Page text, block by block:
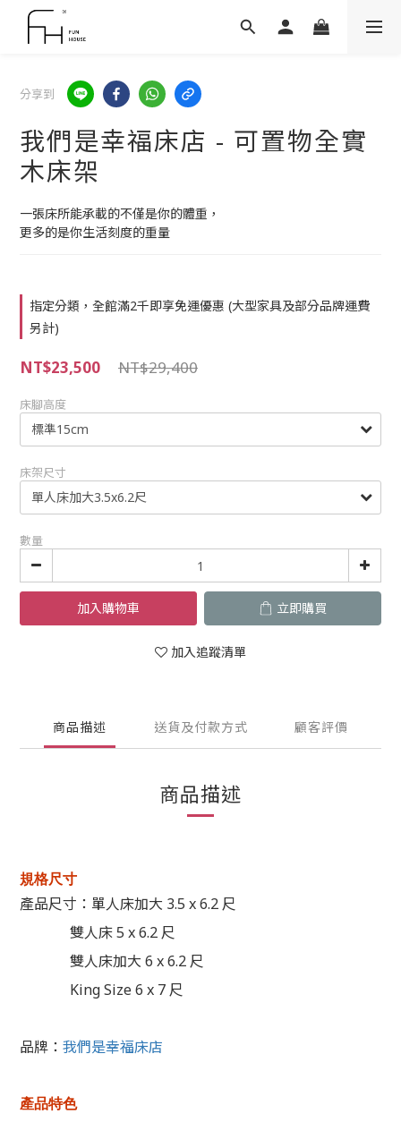
分享到
我們是幸福床店 - 可置物全實
木床架
一張床所能承載的不僅是你的體重，
更多的是你生活刻度的重量
指定分類，全館滿2千即享免運優惠 (大型家具及部分品牌運費
另計)
NT$29,400
NT$23,500
床腳高度
床架尺寸
數量
加入購物車 立即購買
加入追蹤清單
商品描述 送貨及付款方式 顧客評價
商品描述
規格尺寸
產品尺寸： 單人床加大 3.5 x 6.2 尺
雙人床 5 x 6.2 尺
雙人床加大 6 x 6.2 尺
King Size 6 x 7 尺
品牌： 我們是幸福床店
產品特色